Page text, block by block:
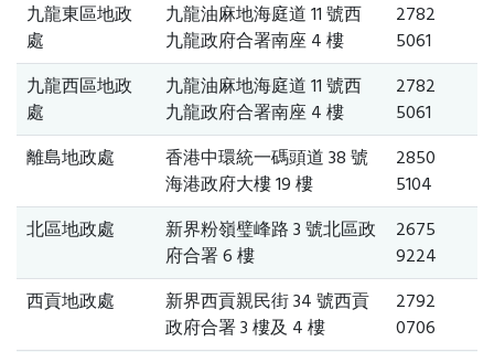
九龍東區地政
處
九龍油麻地海庭道 11 號西
九龍政府合署南座 4 樓
2782
5061
九龍西區地政
處
九龍油麻地海庭道 11 號西
九龍政府合署南座 4 樓
2782
5061
離島地政處
香港中環統一碼頭道 38 號
海港政府大樓 19 樓
2850
5104
北區地政處
新界粉嶺璧峰路 3 號北區政
府合署 6 樓
2675
9224
西貢地政處
新界西貢親民街 34 號西貢
政府合署 3 樓及 4 樓
2792
0706